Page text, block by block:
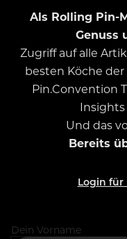
Als Rolling Pin-
Genuss
Zugriff auf alle
besten Köche der
Pin.Convention
Insights
Und das
Bereits
Login für
Dein Vorname